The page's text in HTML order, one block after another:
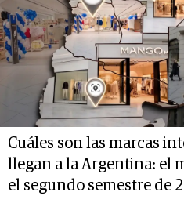
Cuáles son las marcas
llegan a la Argentina: el
el segundo semestre de